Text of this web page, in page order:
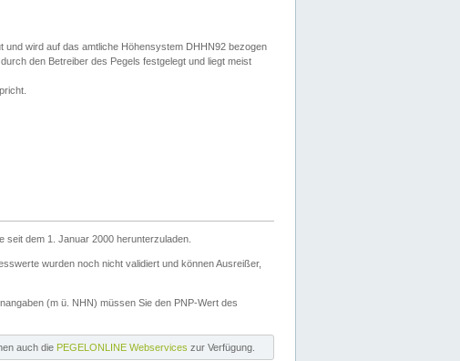
wird auf das amtliche Höhensystem DHHN92 bezogen
den Betreiber des Pegels festgelegt und liegt meist
seit dem 1. Januar 2000 herunterzuladen.
wurden noch nicht validiert und können Ausreißer,
(m ü. NHN) müssen Sie den PNP-Wert des
auch die PEGELONLINE Webservices zur Verfügung.